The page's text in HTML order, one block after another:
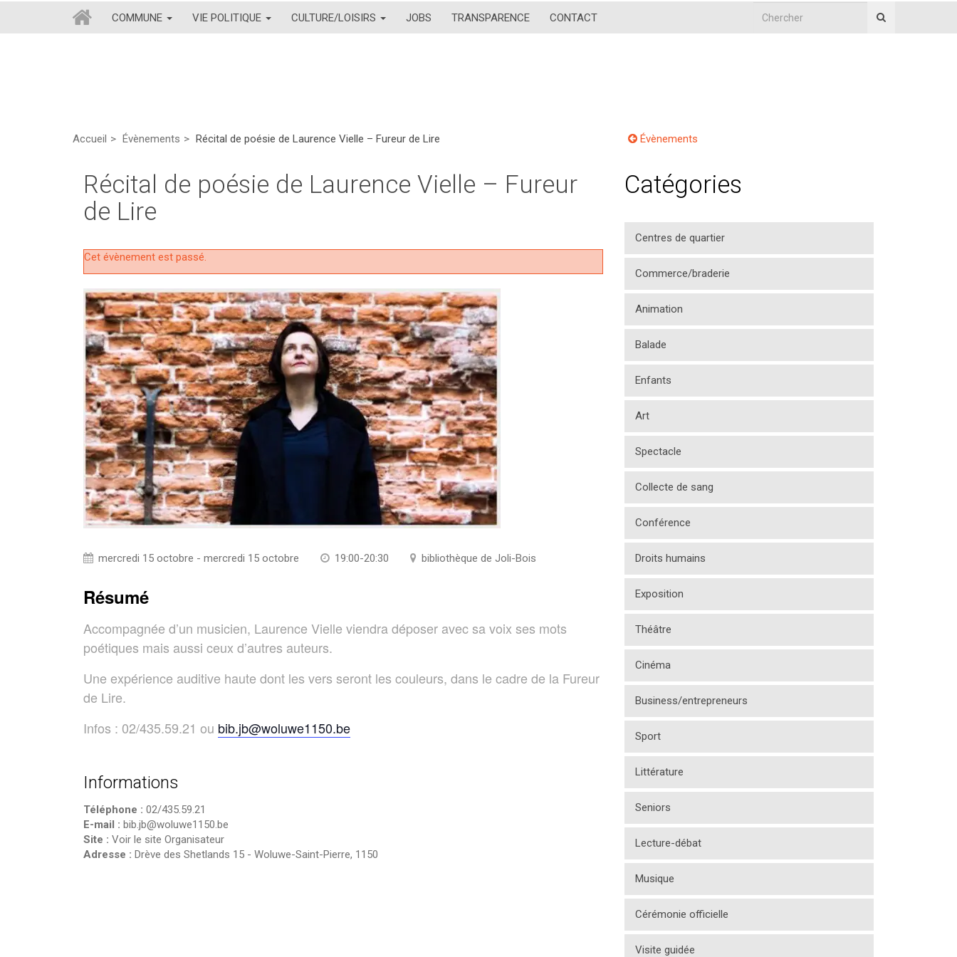
COMMUNE VIE POLITIQUE CULTURE/LOISIRS JOBS TRANSPARENCE CONTACT
Accueil Évènements Récital de poésie de Laurence Vielle – Fureur de Lire Évènements
Récital de poésie de Laurence Vielle – Fureur
de Lire
Cet évènement est passé.
mercredi 15 octobre - mercredi 15 octobre 19:00-20:30 bibliothèque de Joli-Bois
Résumé
Accompagnée d’un musicien, Laurence Vielle viendra déposer avec sa voix ses mots
poétiques mais aussi ceux d’autres auteurs.
Une expérience auditive haute dont les vers seront les couleurs, dans le cadre de la Fureur
de Lire.
Infos : 02/435.59.21 ou bib.jb@woluwe1150.be
Informations
Téléphone : 02/435.59.21
E-mail : bib.jb@woluwe1150.be
Site : Voir le site Organisateur
Adresse : Drève des Shetlands 15 - Woluwe-Saint-Pierre, 1150
Catégories
Centres de quartier
Commerce/braderie
Animation
Balade
Enfants
Art
Spectacle
Collecte de sang
Conférence
Droits humains
Exposition
Théâtre
Cinéma
Business/entrepreneurs
Sport
Littérature
Seniors
Lecture-débat
Musique
Cérémonie officielle
Visite guidée